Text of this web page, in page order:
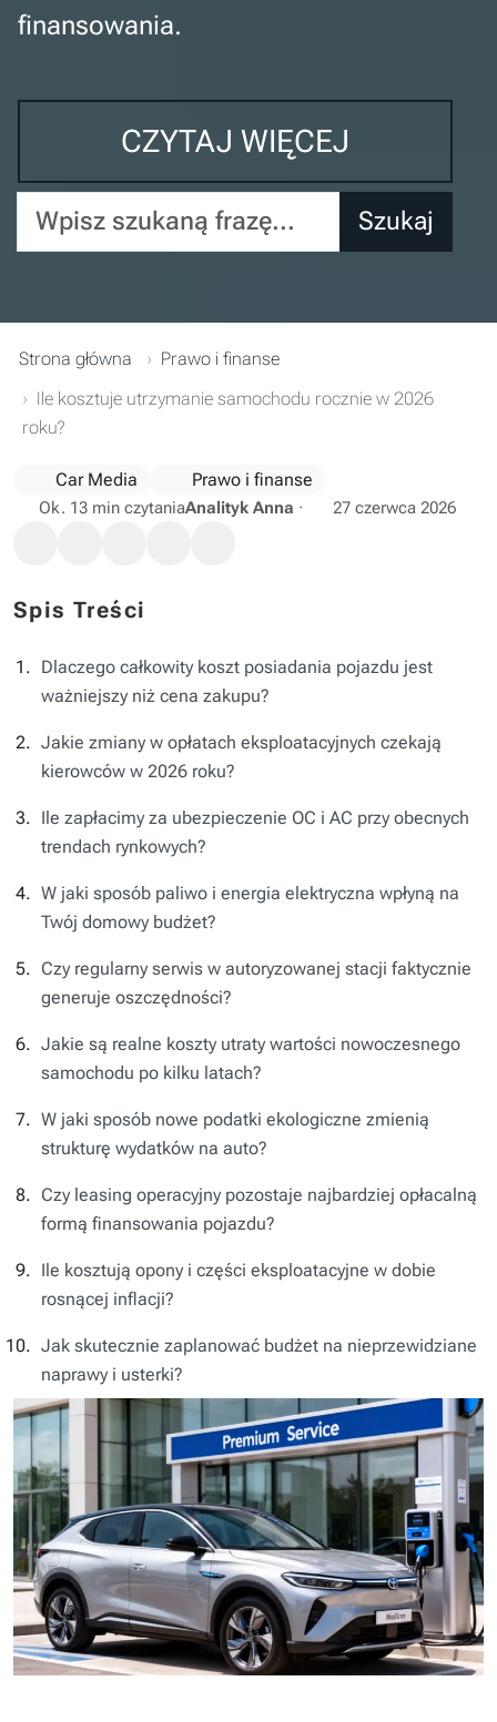
finansowania.
CZYTAJ WIĘCEJ
Wpisz szukaną frazę... Szukaj
Strona główna
Prawo i finanse
Ile kosztuje utrzymanie samochodu rocznie w 2026
roku?
Car Media Prawo i finanse
Ok. 13 min czytaniaAnalityk Anna · 27 czerwca 2026
Spis Treści
Dlaczego całkowity koszt posiadania pojazdu jest
ważniejszy niż cena zakupu?
Jakie zmiany w opłatach eksploatacyjnych czekają
kierowców w 2026 roku?
Ile zapłacimy za ubezpieczenie OC i AC przy obecnych
trendach rynkowych?
W jaki sposób paliwo i energia elektryczna wpłyną na
Twój domowy budżet?
Czy regularny serwis w autoryzowanej stacji faktycznie
generuje oszczędności?
Jakie są realne koszty utraty wartości nowoczesnego
samochodu po kilku latach?
W jaki sposób nowe podatki ekologiczne zmienią
strukturę wydatków na auto?
Czy leasing operacyjny pozostaje najbardziej opłacalną
formą finansowania pojazdu?
Ile kosztują opony i części eksploatacyjne w dobie
rosnącej inflacji?
Jak skutecznie zaplanować budżet na nieprzewidziane
naprawy i usterki?